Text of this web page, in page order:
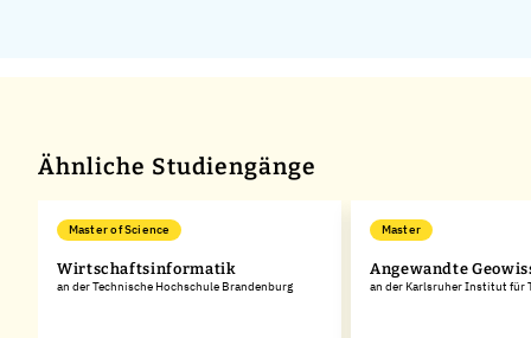
Ähnliche Studiengänge
Master of Science
Wirtschaftsinformatik
an der Technische Hochschule Brandenburg
Master
Angewandte
an der Karlsruher Institut für